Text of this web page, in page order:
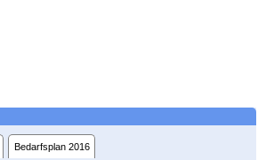
Bedarfsplan 2016